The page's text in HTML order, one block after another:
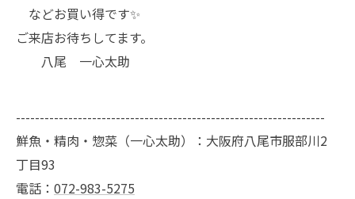
などお買い得です✨
ご来店お待ちしてます。
八尾 一心太助
-----------------------------------------------------------------
鮮魚・精肉・惣菜（一心太助）：大阪府八尾市服部川2
丁目93
電話： 072-983-5275